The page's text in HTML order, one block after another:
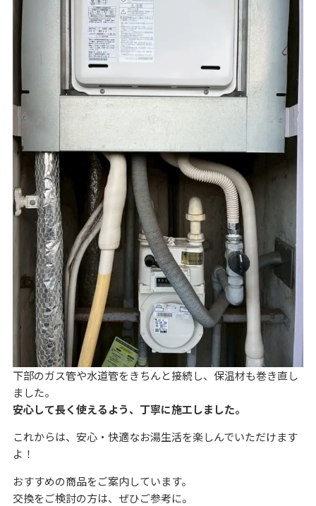
下部のガス管や水道管をきちんと接続し、保温材も巻き直し
ました。
安心して長く使えるよう、丁寧に施工しました。
これからは、安心・快適なお湯生活を楽しんでいただけます
よ！
おすすめの商品をご案内しています。
交換をご検討の方は、ぜひご参考に。